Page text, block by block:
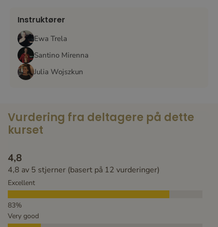
Instruktører
Ewa Trela
Santino Mirenna
Julia Wojszkun
Vurdering fra deltagere på dette
kurset
4,8
4,8 av 5 stjerner (basert på 12 vurderinger)
Excellent
Very good